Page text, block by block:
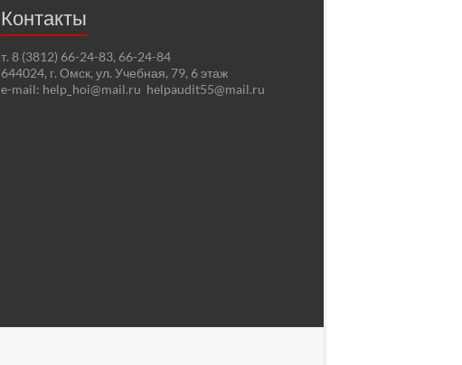
Контакты
т. 8 (3812) 66-24-83, 66-24-84
644024, г. Омск, ул. Учебная, 79, 6 этаж
e-mail: help_hoi@mail.ru helpaudit55@mail.ru